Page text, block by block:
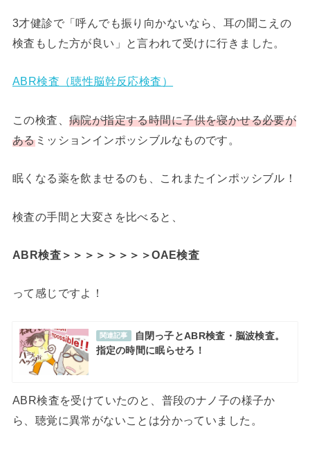
3才健診で「呼んでも振り向かないなら、耳の聞こえの
検査もした方が良い」と言われて受けに行きました。
ABR検査（聴性脳幹反応検査）
この検査、 病院が指定する時間に子供を寝かせる必要が
あるミッションインポッシブルなものです。
眠くなる薬を飲ませるのも、これまたインポッシブル！
検査の手間と大変さを比べると、
ABR検査＞＞＞＞＞＞＞＞OAE検査
って感じですよ！
関連記事
自閉っ子とABR検査・脳波検査。
指定の時間に眠らせろ！
ABR検査を受けていたのと、普段のナノ子の様子か
ら、聴覚に異常がないことは分かっていました。